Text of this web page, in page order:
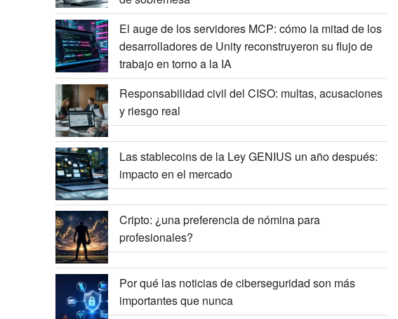
El auge de los servidores MCP: cómo la mitad de los
desarrolladores de Unity reconstruyeron su flujo de
trabajo en torno a la IA
Responsabilidad civil del CISO: multas, acusaciones
y riesgo real
Las stablecoins de la Ley GENIUS un año después:
impacto en el mercado
Cripto: ¿una preferencia de nómina para
profesionales?
Por qué las noticias de ciberseguridad son más
importantes que nunca